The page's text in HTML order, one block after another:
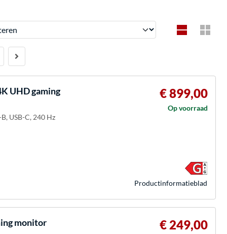
UHD gaming
USB-C, 240 Hz
€ 899,00
Op voorraad
Product­informatieblad
monitor € 249,00